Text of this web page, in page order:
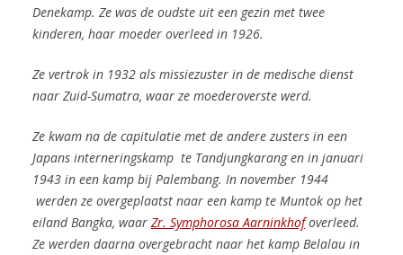
Denekamp. Ze was de oudste uit een gezin met twee
kinderen, haar moeder overleed in 1926.
Ze vertrok in 1932 als missiezuster in de medische dienst
naar Zuid-Sumatra, waar ze moederoverste werd.
Ze kwam na de capitulatie met de andere zusters in een
Japans interneringskamp te Tandjungkarang en in januari
1943 in een kamp bij Palembang. In november 1944
werden ze overgeplaatst naar een kamp te Muntok op het
eiland Bangka, waar Zr. Symphorosa Aarninkhofoverleed.
Ze werden daarna overgebracht naar het kamp Belalau in